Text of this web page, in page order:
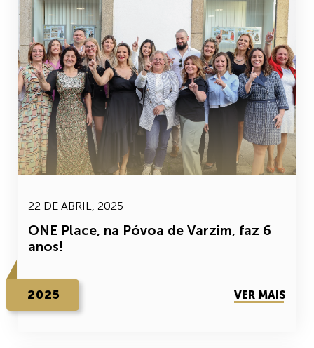
22 DE ABRIL, 2025
ONE Place, na Póvoa de Varzim, faz 6
anos!
2025 VER MAIS